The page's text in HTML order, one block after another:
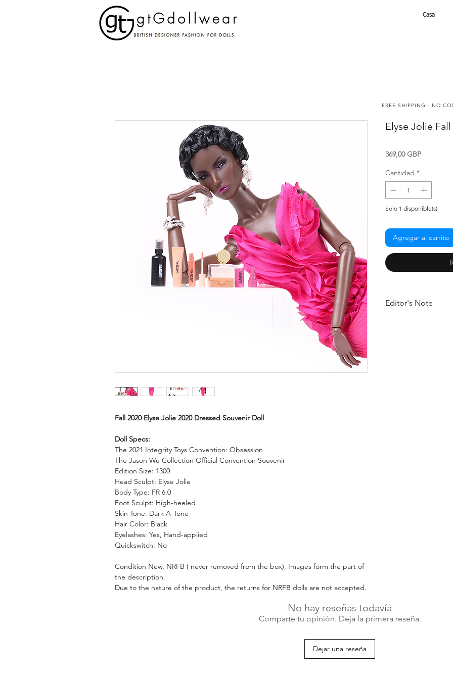
Casa
Fall 2020 Elyse Jolie 2020 Dressed Souvenir Doll
Doll Specs:
The 2021 Integrity Toys Convention: Obsession
The Jason Wu Collection Official Convention Souvenir
Edition Size: 1300
Head Sculpt: Elyse Jolie
Body Type: FR 6.0
Foot Sculpt: High-heeled
Skin Tone: Dark A-Tone
Hair Color: Black
Eyelashes: Yes, Hand-applied
Quickswitch: No
Condition New, NRFB ( never removed from the box). Images form the part of
the description.
Due to the nature of the product, the returns for NRFB dolls are not accepted.
Elyse Jolie
369,00 GBPPrecio
Cantidad *
Solo 1 disponible(s)
Agregar al carrito
Editor's Note
No hay reseñas todavía
Comparte tu opinión. Deja la primera reseña.
Dejar una reseña
FREE SHIPPING - NO